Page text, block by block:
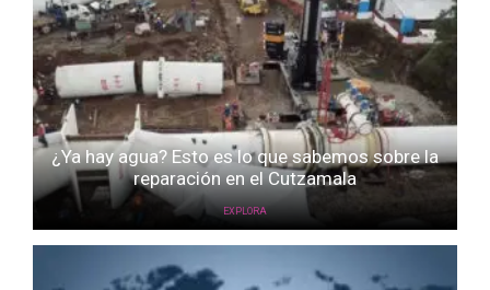
¿Ya hay agua? Esto es lo que sabemos sobre la
reparación en el Cutzamala
EXPLORA